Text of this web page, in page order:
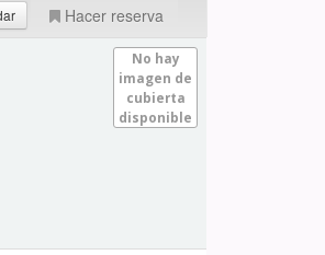
Hacer reserva
No hay
imagen de
cubierta
disponible